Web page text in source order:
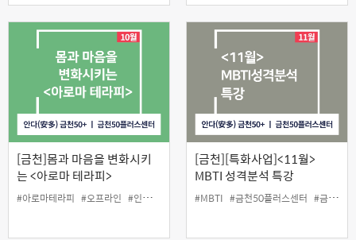
[금천]몸과 마음을 변화시키
는 <아로마 테라피>
#아로마테라피 #오프라인 #인생설계
[금천][특화사업]<11월>
MBTI 성격분석 특강
#MBTI #금천50플러스센터 #금천구